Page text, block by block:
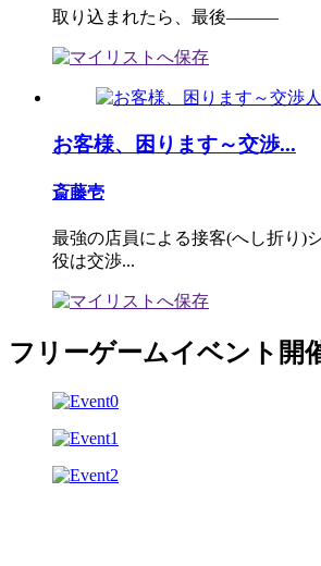
取り込まれたら、最後―――
お客様、困ります～交渉...
斎藤壱
最強の店員による接客(へし折り)
役は交渉...
フリーゲームイベント開